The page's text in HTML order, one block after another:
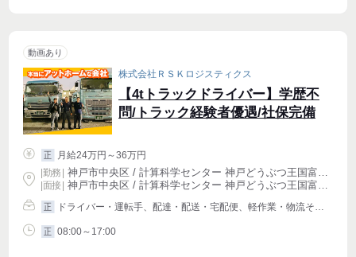
動画あり
株式会社ＲＳＫロジスティクス
【4tトラックドライバー】学歴不
問/トラック経験者優遇/社保完備
正
月給24万円～36万円
|勤務 神戸市中央区 / 計算科学センター 神戸どうぶつ王国富岳前駅 (徒歩 5分)
| 面接 | 神戸市中央区 / 計算科学センター 神戸どうぶつ王国富岳前駅 (徒歩 5分)
正 ドライバー・運転手、配達・配送・宅配便、軽作業・物流その他
正 08:00～17:00